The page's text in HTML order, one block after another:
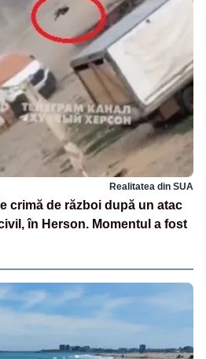
Realitatea din SUA
crimă de război după un atac
în Herson. Momentul a fost